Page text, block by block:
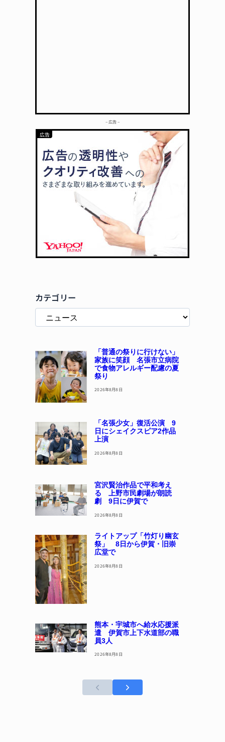
– 広告 –
カテゴリー
「普通の祭りに行けない」
家族に笑顔 名張市立病院
で食物アレルギー配慮の夏
祭り
2026年8月8日
「名張少女」復活公演 9
日にシェイクスピア2作品
上演
2026年8月8日
宮沢賢治作品で平和考え
る 上野市民劇場が朗読
劇 9日に伊賀で
2026年8月8日
ライトアップ「竹灯り幽玄
祭」 8日から伊賀・旧崇
広堂で
2026年8月8日
熊本・宇城市へ給水応援派
遣 伊賀市上下水道部の職
員3人
2026年8月8日